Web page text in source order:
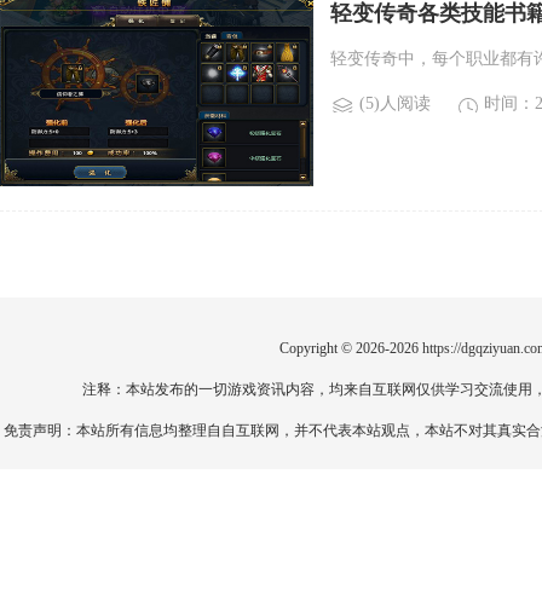
轻变传奇各类技能书
轻变传奇中，每个职业都有
(5)人阅读 时间：
Copyright © 2026-2026 https://
注释：本站发布的一切游戏资讯内容，均来自互联网仅供学习交流使
免责声明：本站所有信息均整理自自互联网，并不代表本站观点，本站不对其真实